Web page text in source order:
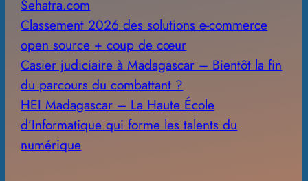
Sehatra.com
Classement 2026 des solutions e-commerce
open source + coup de cœur
Casier judiciaire à Madagascar – Bientôt la fin
du parcours du combattant ?
HEI Madagascar – La Haute École
d’Informatique qui forme les talents du
numérique